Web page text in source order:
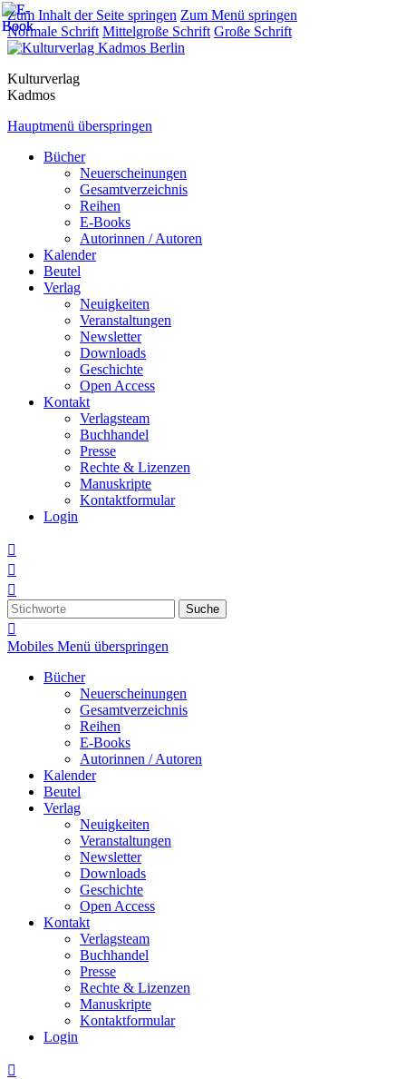
Zum Inhalt der Seite springen Zum Menü springen
Normale Schrift Mittelgroße Schrift Große Schrift
Kulturverlag
Kadmos
Hauptmenü überspringen
Bücher
Neuerscheinungen
Gesamtverzeichnis
Reihen
E-Books
Autorinnen / Autoren
Kalender
Beutel
Verlag
Neuigkeiten
Veranstaltungen
Newsletter
Downloads
Geschichte
Open Access
Kontakt
Verlagsteam
Buchhandel
Presse
Rechte & Lizenzen
Manuskripte
Kontaktformular
Login



Suche

Mobiles Menü überspringen
Bücher
Neuerscheinungen
Gesamtverzeichnis
Reihen
E-Books
Autorinnen / Autoren
Kalender
Beutel
Verlag
Neuigkeiten
Veranstaltungen
Newsletter
Downloads
Geschichte
Open Access
Kontakt
Verlagsteam
Buchhandel
Presse
Rechte & Lizenzen
Manuskripte
Kontaktformular
Login
